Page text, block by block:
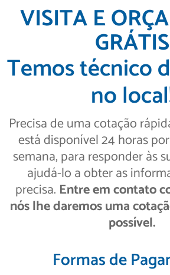
VISITA E
GRÁTIS
Temos técnico
no
Precisa de uma cotação
está disponível 24 horas
semana, para responder às
ajudá-lo a obter as
precisa. Entre em contato
nós lhe daremos uma
possível.
Formas de